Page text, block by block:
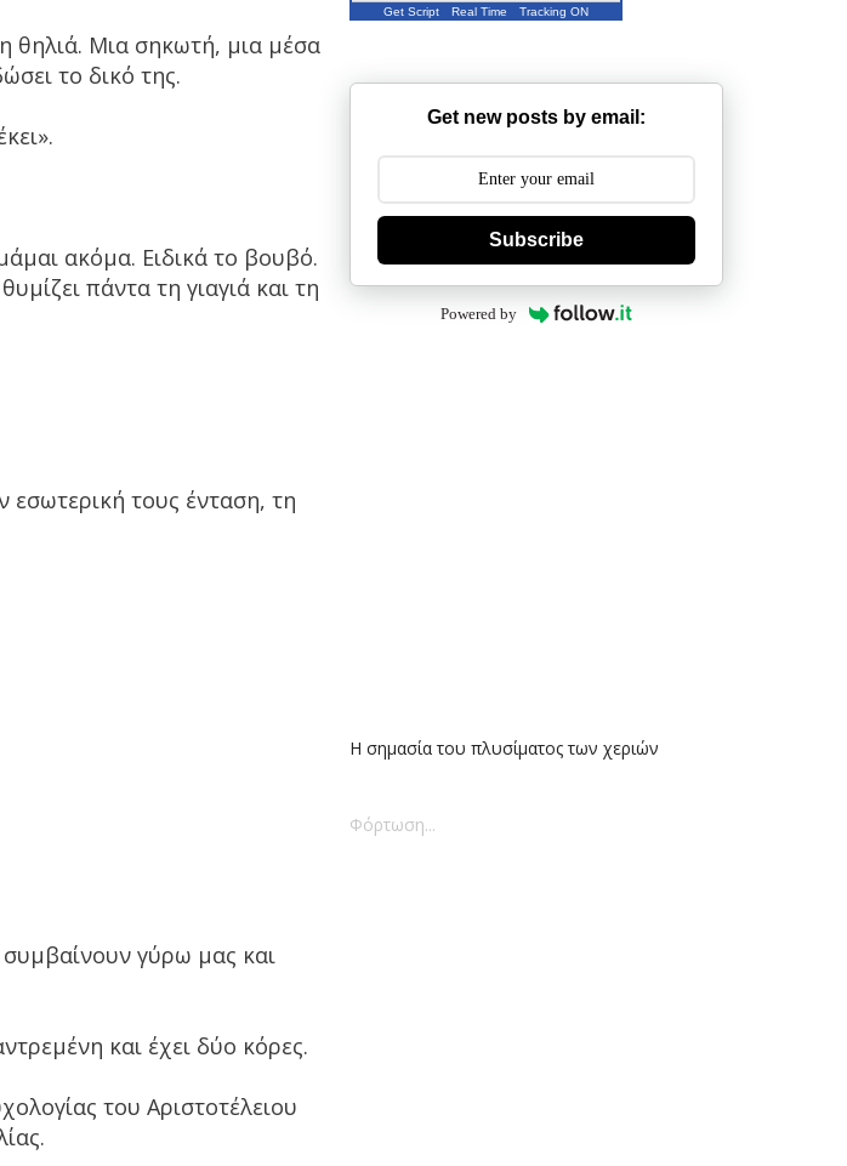
θηλιά. Μια σηκωτή, μια μέσα
το δικό της.
ακόμα. Ειδικά το βουβό.
πάντα τη γιαγιά και τη
τους ένταση, τη
γύρω μας και
και έχει δύο κόρες.
του Αριστοτέλειου
Get Script Real Time Tracking ON
Get new posts by email:
Subscribe
Powered by
Η σημασία του πλυσίματος των χεριών
Φόρτωση...